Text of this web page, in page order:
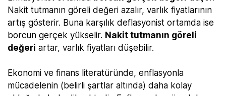
Nakit tutmanın göreli değeri azalır, varlık fiyatlarının
artış gösterir. Buna karşılık deflasyonist ortamda ise
borcun gerçek yükselir. Nakit tutmanın göreli
değeri artar, varlık fiyatları düşebilir.
Ekonomi ve finans literatüründe, enflasyonla
mücadelenin (belirli şartlar altında) daha kolay